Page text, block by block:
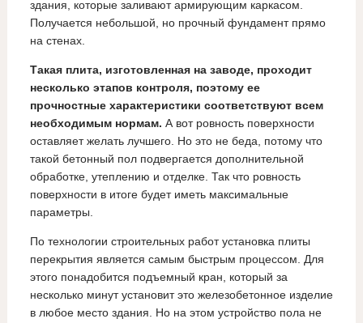
здания, которые заливают армирующим каркасом.
Получается небольшой, но прочный фундамент прямо
на стенах.
Такая плита, изготовленная на заводе, проходит
несколько этапов контроля, поэтому ее
прочностные характеристики соответствуют всем
необходимым нормам. А вот ровность поверхности
оставляет желать лучшего. Но это не беда, потому что
такой бетонный пол подвергается дополнительной
обработке, утеплению и отделке. Так что ровность
поверхности в итоге будет иметь максимальные
параметры.
По технологии строительных работ установка плиты
перекрытия является самым быстрым процессом. Для
этого понадобится подъемный кран, который за
несколько минут установит это железобетонное изделие
в любое место здания. Но на этом устройство пола не